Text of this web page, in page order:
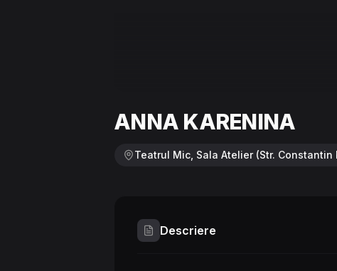
ANNA KARENINA
Teatrul Mic, Sala Atelier (Str.
Descriere